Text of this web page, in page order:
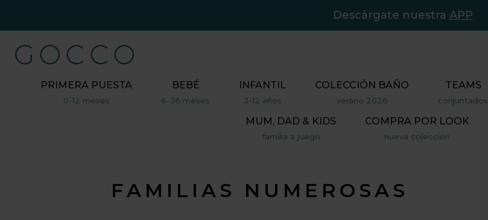
Descárgate nuestra APP
PRIMERA PUESTA
0-12 meses
BEBÉ
6-36 meses
INFANTIL
3-12 años
COLECCIÓN BAÑO
verano 2026
TEAMS
conjuntados
MUM, DAD & KIDS
familia a juego
COMPRA POR LOOK
nueva coleccion
FAMILIAS NUMEROSAS